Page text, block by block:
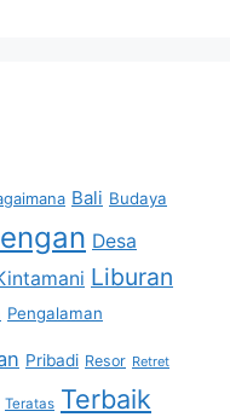
Bali Budaya
Desa
Liburan
Pengalaman
Pribadi Resor Retret
Teratas Terbaik